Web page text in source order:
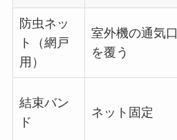
防虫ネッ
ト（網戸
用）
室外機の通気口
を覆う
結束バン
ド
ネット固定